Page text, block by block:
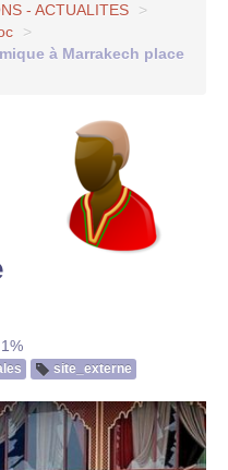
- ACTUALITES
>
>
à Marrakech place
site_externe